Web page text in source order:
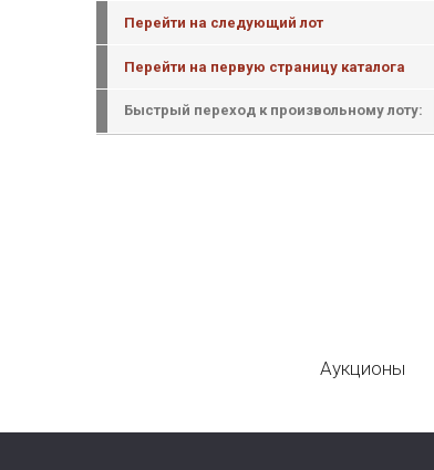
Перейти на следующий лот
Перейти на первую страницу каталога
Быстрый переход к произвольному лоту:
Аукционы